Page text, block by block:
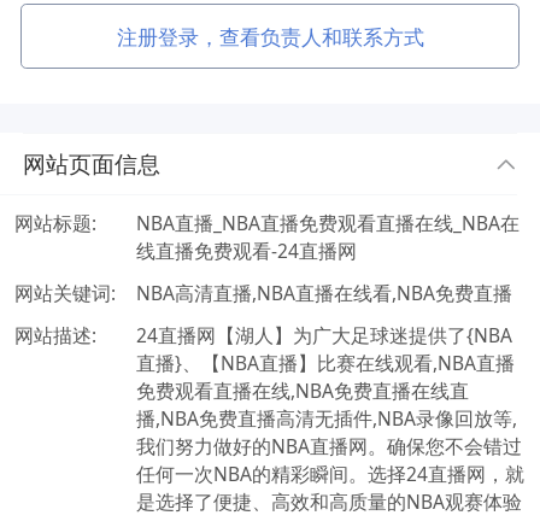
注册登录，查看负责人和联系方式
网站页面信息
网站标题:
NBA直播_NBA直播免费观看直播在线_NBA在
线直播免费观看-24直播网
网站关键词:
NBA高清直播,NBA直播在线看,NBA免费直播
网站描述:
24直播网【湖人】为广大足球迷提供了{NBA
直播}、【NBA直播】比赛在线观看,NBA直播
免费观看直播在线,NBA免费直播在线直
播,NBA免费直播高清无插件,NBA录像回放等,
我们努力做好的NBA直播网。确保您不会错过
任何一次NBA的精彩瞬间。选择24直播网，就
是选择了便捷、高效和高质量的NBA观赛体验